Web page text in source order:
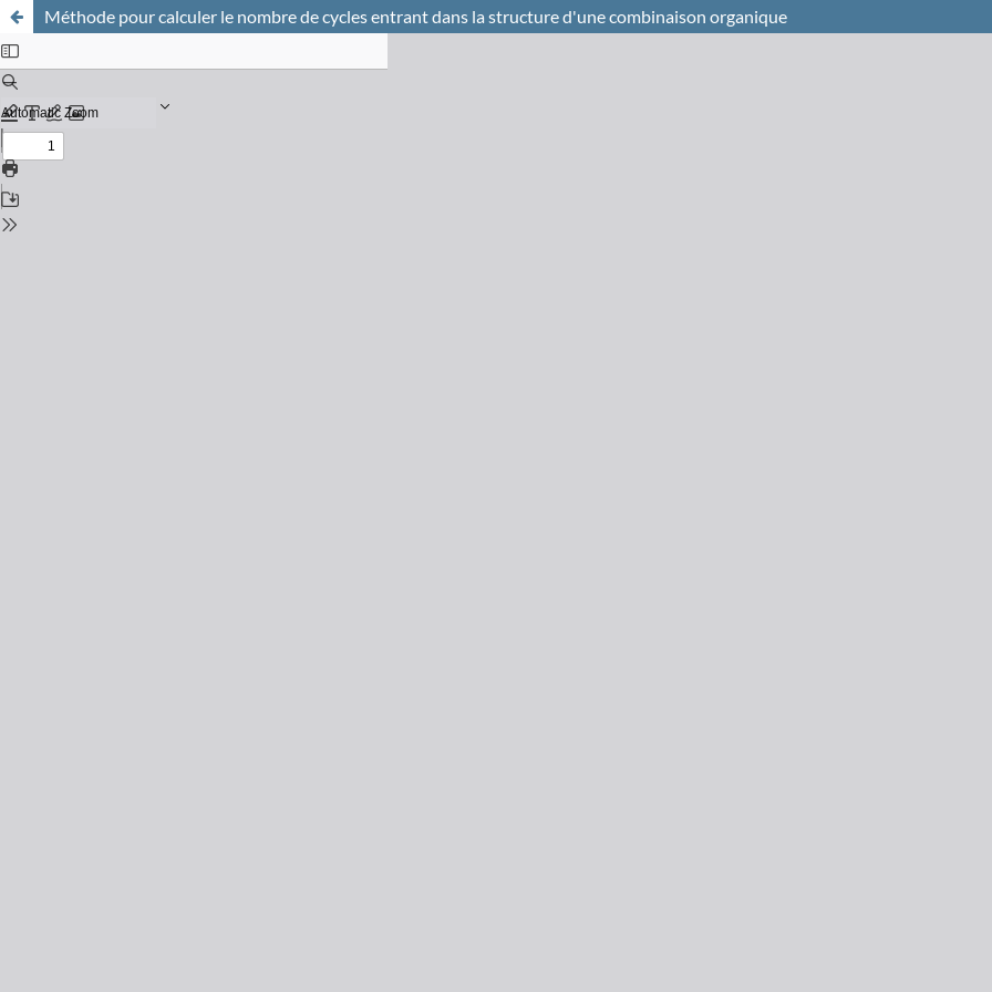
Méthode pour calculer le nombre de cycles entrant dans la structure d'une combinaison organique